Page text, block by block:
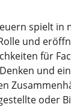
spielt in
und
für
und
oder